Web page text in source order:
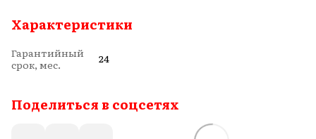
Характеристики
Гарантийный
срок, мес.
24
Поделиться в соцсетях